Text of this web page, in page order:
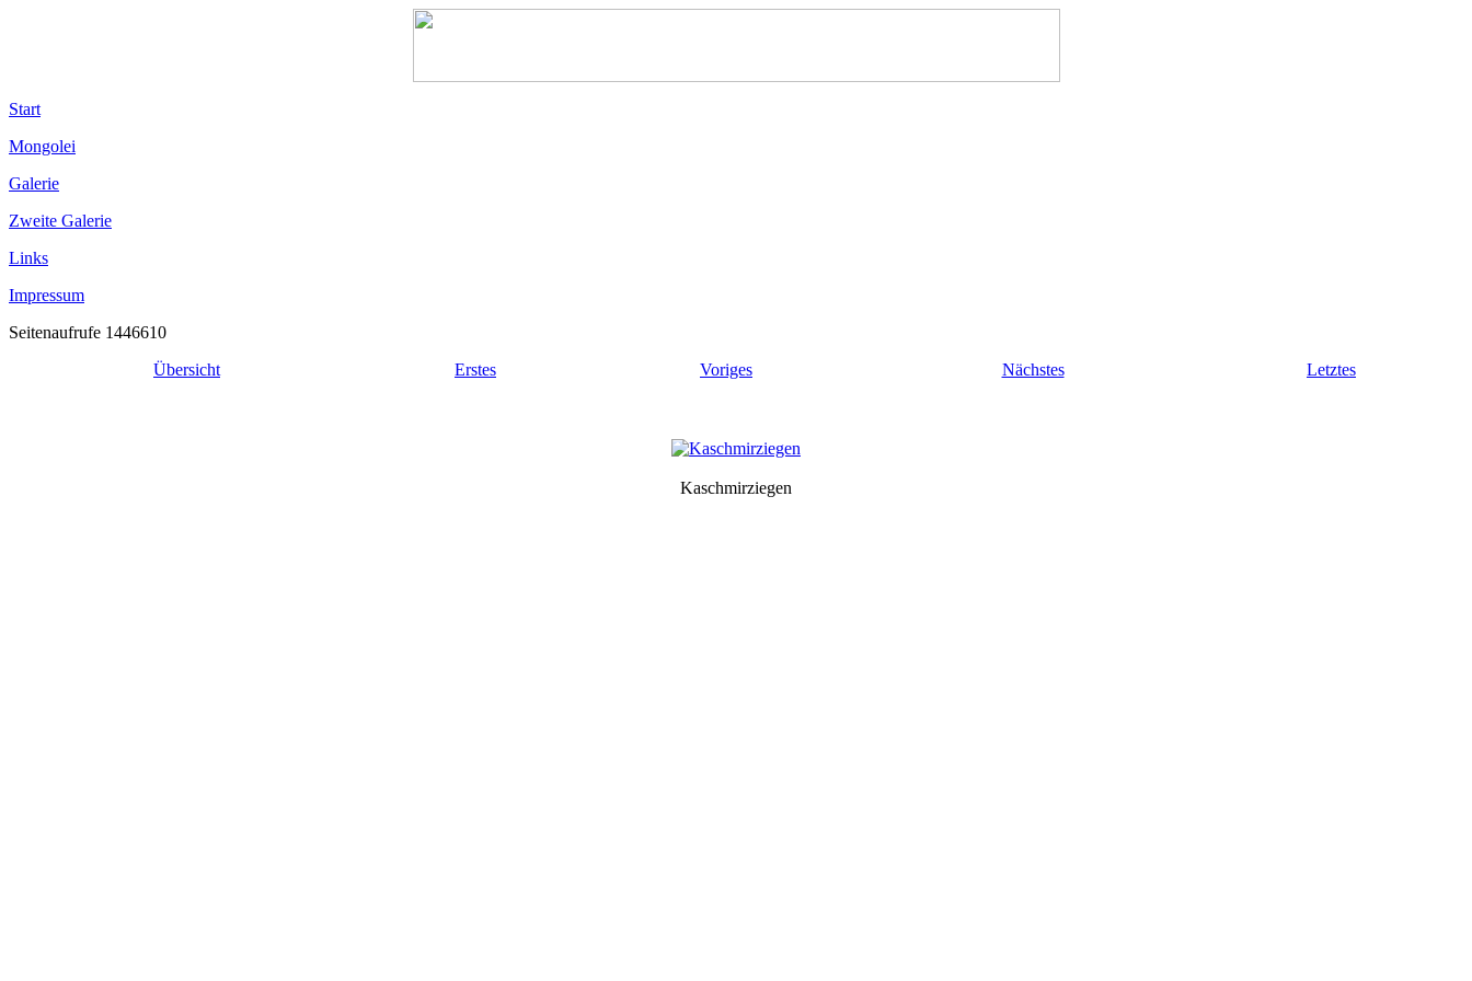
Start
Mongolei
Galerie
Zweite Galerie
Links
Impressum
Seitenaufrufe 1446610
Übersicht
Erstes Voriges Nächstes Letztes
Kaschmirziegen